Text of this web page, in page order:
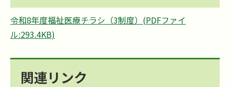
令和8年度福祉医療チラシ（3制度）(PDFファイ
ル:293.4KB)
関連リンク